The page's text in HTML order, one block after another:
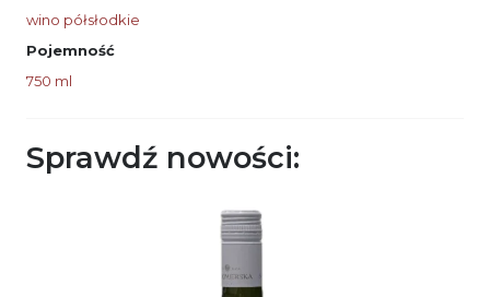
wino półsłodkie
Pojemność
750 ml
Sprawdź nowości: